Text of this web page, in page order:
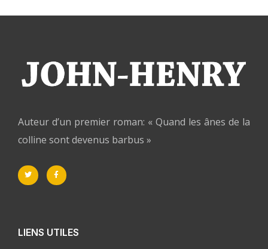
Auteur d’un premier roman: « Quand les ânes de la
colline sont devenus barbus »
LIENS UTILES